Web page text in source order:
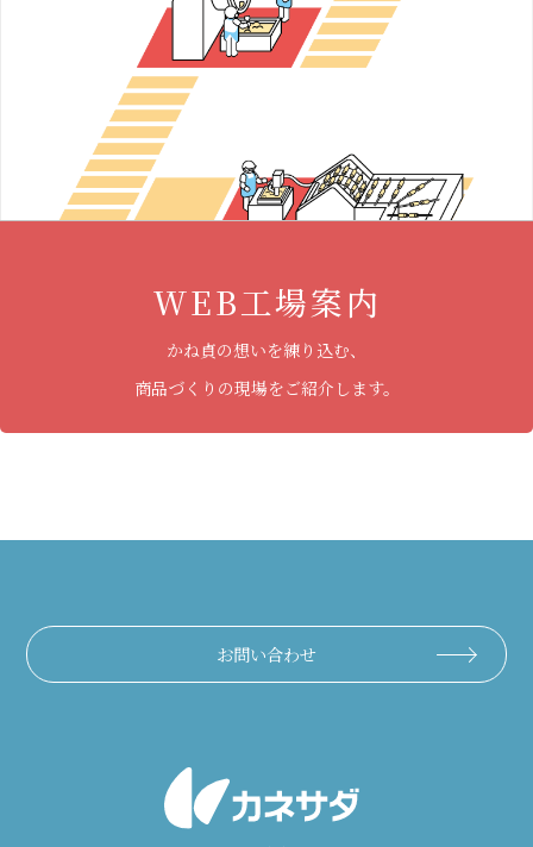
WEB工場案内
かね貞の想いを練り込む、
商品づくりの現場をご紹介します。
お問い合わせ